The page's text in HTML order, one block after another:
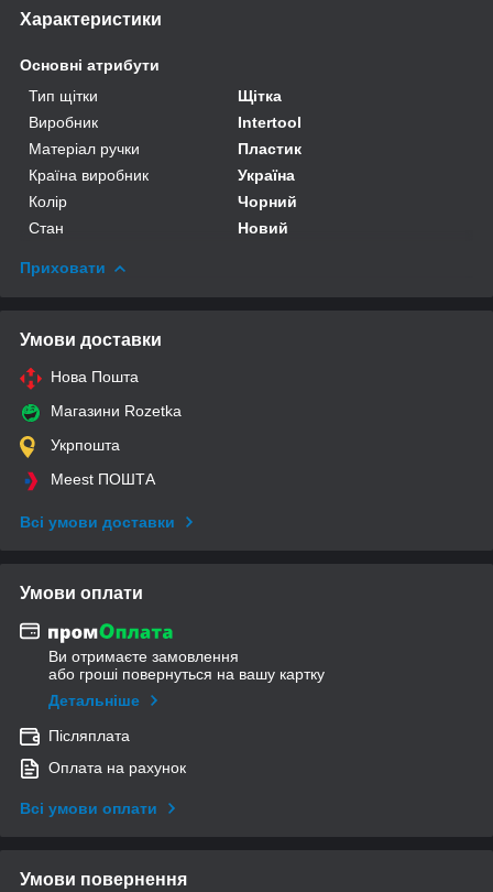
Характеристики
Основні атрибути
Тип щітки
Щітка
Виробник
Intertool
Матеріал ручки
Пластик
Країна виробник
Україна
Колір
Чорний
Стан
Новий
Приховати
Умови доставки
Нова Пошта
Магазини Rozetka
Укрпошта
Meest ПОШТА
Всі умови доставки
Умови оплати
Ви отримаєте замовлення
або гроші повернуться на вашу картку
Детальніше
Післяплата
Оплата на рахунок
Всі умови оплати
Умови повернення